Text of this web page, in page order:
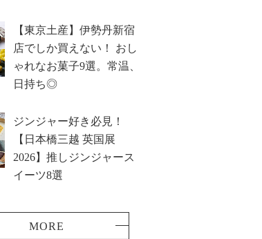
【東京土産】伊勢丹新宿
店でしか買えない！ おし
ゃれなお菓子9選。常温、
日持ち◎
ジンジャー好き必見！
【日本橋三越 英国展
2026】推しジンジャース
イーツ8選